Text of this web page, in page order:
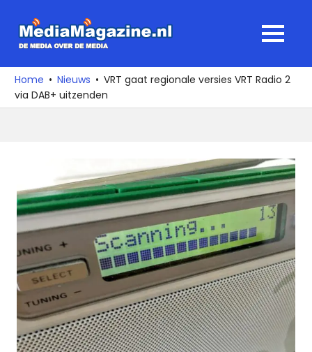
naar
media
over
de
MENU
Home Nieuws
VRT gaat regionale versies VRT Radio 2
via DAB+ uitzenden